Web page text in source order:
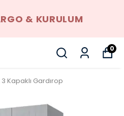
& KURULUM
0
Kapaklı Gardırop